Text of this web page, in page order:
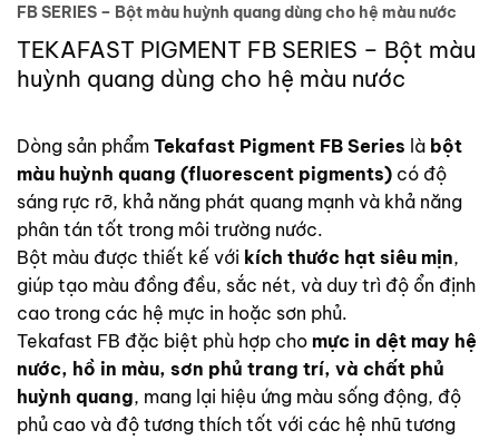
FB SERIES – Bột màu huỳnh quang dùng cho hệ màu nước
TEKAFAST PIGMENT FB SERIES – Bột màu
huỳnh quang dùng cho hệ màu nước
Dòng sản phẩm Tekafast Pigment FB Series là bột
màu huỳnh quang (fluorescent pigments) có độ
sáng rực rỡ, khả năng phát quang mạnh và khả năng
phân tán tốt trong môi trường nước.
Bột màu được thiết kế với kích thước hạt siêu mịn,
giúp tạo màu đồng đều, sắc nét, và duy trì độ ổn định
cao trong các hệ mực in hoặc sơn phủ.
Tekafast FB đặc biệt phù hợp cho mực in dệt may hệ
nước, hồ in màu, sơn phủ trang trí, và chất phủ
huỳnh quang, mang lại hiệu ứng màu sống động, độ
phủ cao và độ tương thích tốt với các hệ nhũ tương